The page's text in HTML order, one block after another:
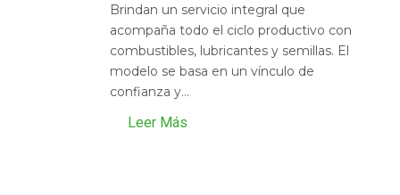
Brindan un servicio integral que
acompaña todo el ciclo productivo con
combustibles, lubricantes y semillas. El
modelo se basa en un vínculo de
confianza y...
Leer Más